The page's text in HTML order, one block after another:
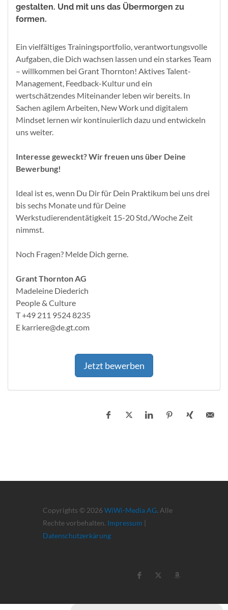
gestalten. Und mit uns das Übermorgen zu
formen.
Ein vielfältiges Trainingsportfolio, verantwortungsvolle
Aufgaben, die Dich wachsen lassen und ein starkes Team
– willkommen bei Grant Thornton! Aktives Talent-
Management, Feedback-Kultur und ein
wertschätzendes Miteinander leben wir bereits. In
Sachen agilem Arbeiten, New Work und digitalem
Mindset lernen wir kontinuierlich dazu und entwickeln
uns weiter.
Interesse geweckt? Wir freuen uns über Deine
Bewerbung!
Ideal ist es, wenn Du Dir für Dein Praktikum bei uns drei
bis sechs Monate und für Deine
Werkstudierendentätigkeit 15-20 Std./Woche Zeit
nimmst.
Noch Fragen? Melde Dich gerne.
Grant Thornton AG
Madeleine Diederich
People & Culture
T +49 211 9524 8235
E karriere@de.gt.com
Jetzt bewerben
Copyrights © 2026 WiWi-Media AG. Alle
Rechte vorbehalten. Impressum |
Datenschutzerkärung